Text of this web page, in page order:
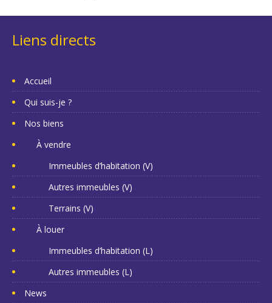
Liens directs
Accueil
Qui suis-je ?
Nos biens
À vendre
Immeubles d’habitation (V)
Autres immeubles (V)
Terrains (V)
À louer
Immeubles d’habitation (L)
Autres immeubles (L)
News